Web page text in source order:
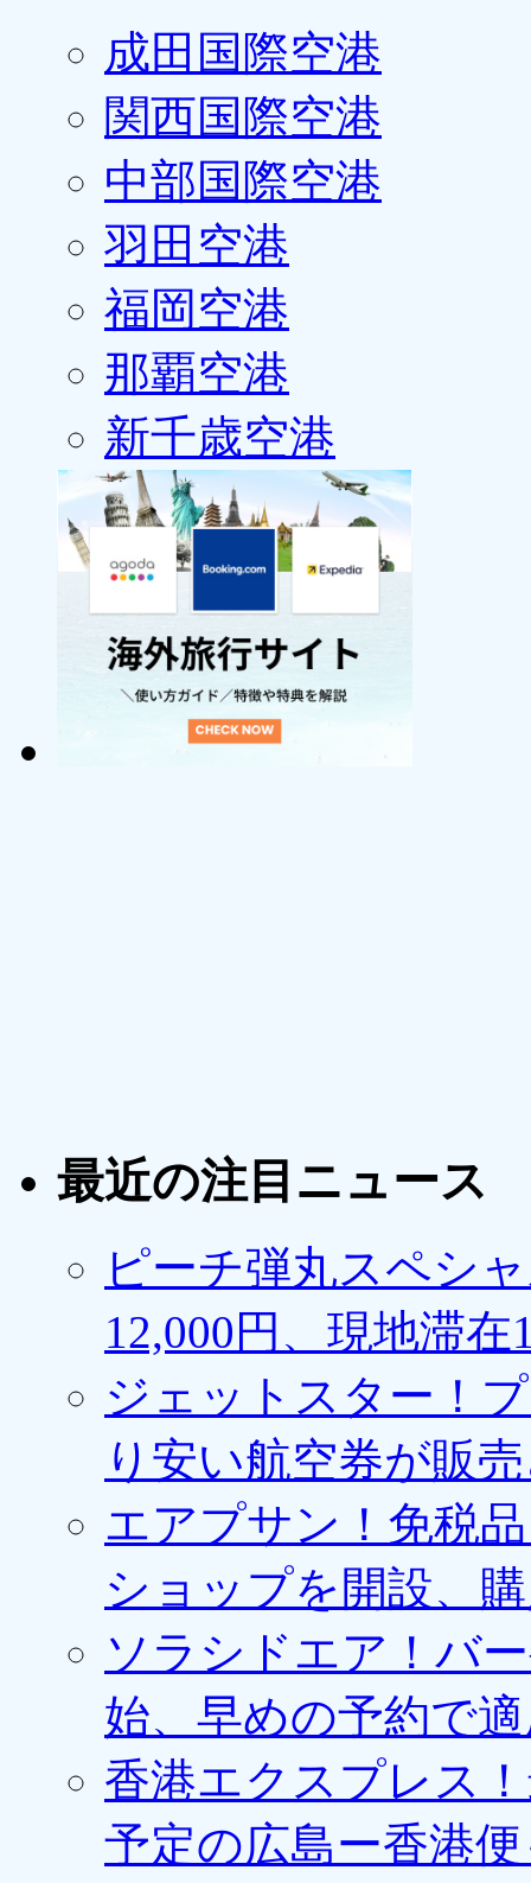
成田国際空港
関西国際空港
中部国際空港
羽田空港
福岡空港
那覇空港
新千歳空港
最近の注目ニュース
ピーチ弾丸スペシ
12,000円、現地滞
ジェットスター！
り安い航空券が販
エアプサン！免税
ショップを開設、
ソラシドエア！バ
始、早めの予約で
香港エクスプレス
予定の広島ー香港